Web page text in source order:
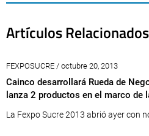
Artículos Relacionados
FEXPOSUCRE / octubre 20, 2013
Cainco desarrollará Rueda de
lanza 2 productos en el marco de
La Fexpo Sucre 2013 abrió ayer con